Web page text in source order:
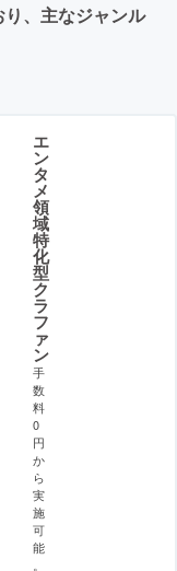
、主なジャンル
エ
ン
タ
メ
領
域
特
化
型
ク
ラ
フ
ァ
ン
手
数
料
0
円
か
ら
実
施
可
能